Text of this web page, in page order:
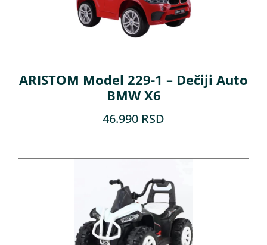
ARISTOM Model 229-1 – Dečiji Auto
BMW X6
46.990 RSD